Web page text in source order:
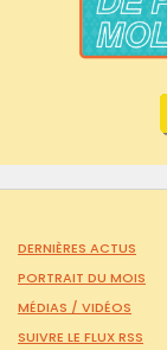
DERNIÈRES ACTUS
PORTRAIT DU MOIS
MÉDIAS / VIDÉOS
SUIVRE LE FLUX RSS